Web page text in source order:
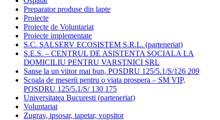
Preparator produse din lapte
Proiecte
Proiecte de Voluntariat
Proiecte implementate
S.C. SALSERV ECOSISTEM S.R.L. (parteneriat)
S.E.S. – CENTRUL DE ASISTENTA SOCIALA LA
DOMICILIU PENTRU VARSTNICI SRL
Sanse la un viitor mai bun, POSDRU 125/5.1/S/126 209
Scoala de meserii pentru o viata prospera – SM VIP,
POSDRU 125/5.1/S/ 130 175
Universitatea Bucuresti (parteneriat)
Voluntariat
Zugrav, ipsosar, tapetar, vopsitor